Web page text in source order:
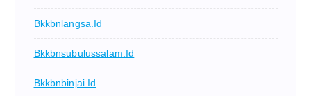
Bkkbnlangsa.id
Bkkbnsubulussalam.id
Bkkbnbinjai.id